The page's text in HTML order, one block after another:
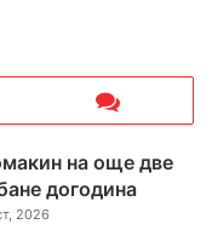
на още две
догодина
2026